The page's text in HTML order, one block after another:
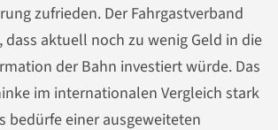
zufrieden. Der Fahrgastverband
aktuell noch zu wenig Geld in die
der Bahn investiert würde. Das
im internationalen Vergleich stark
bedürfe einer ausgeweiteten